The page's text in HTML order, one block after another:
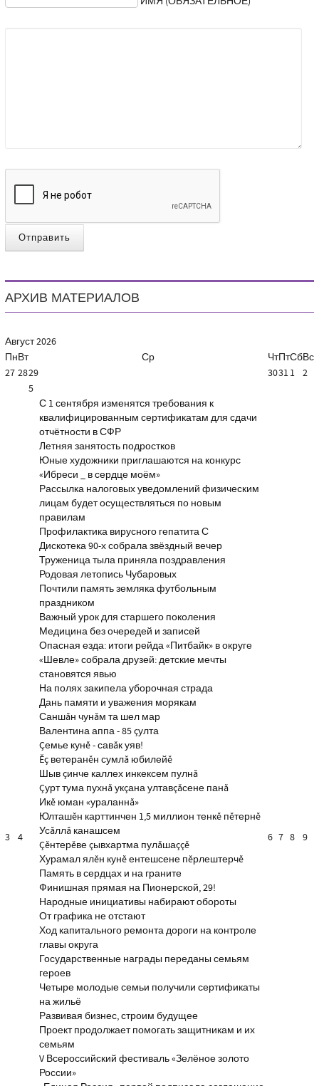
Отправить
АРХИВ МАТЕРИАЛОВ
Август2026
ПнВт Ср ЧтПтСбВс
27 2829 30311 2
3 4
5
С 1 сентября изменятся требования к
квалифицированным сертификатам для сдачи
отчётности в СФР
Летняя занятость подростков
Юные художники приглашаются на конкурс
«Ибреси _ в сердце моём»
Рассылка налоговых уведомлений физическим
лицам будет осуществляться по новым
правилам
Профилактика вирусного гепатита С
Дискотека 90-х собрала звёздный вечер
Труженица тыла приняла поздравления
Родовая летопись Чубаровых
Почтили память земляка футбольным
праздником
Важный урок для старшего поколения
Медицина без очередей и записей
Опасная езда: итоги рейда «Питбайк» в округе
«Шевле» собрала друзей: детские мечты
становятся явью
На полях закипела уборочная страда
Дань памяти и уважения морякам
Саншăн чунăм та шел мар
Валентина аппа - 85 çулта
Çемье кунĕ - савăк уяв!
Ĕç ветеранĕн сумлă юбилейĕ
Шыв çинче каллех инкексем пулнă
Çурт тума пухнă укçана ултавçăсене панă
Икĕ юман «ураланнă»
Юлташĕн карттинчен 1,5 миллион тенкĕ пĕтернĕ
Усăллă канашсем
Çĕнтерĕве çывхартма пулăшаççĕ
Хурамал ялĕн кунĕ ентешсене пĕрлештерчĕ
Память в сердцах и на граните
Финишная прямая на Пионерской, 29!
Народные инициативы набирают обороты
От графика не отстают
Ход капитального ремонта дороги на контроле
главы округа
Государственные награды переданы семьям
героев
Четыре молодые семьи получили сертификаты
на жильё
Развивая бизнес, строим будущее
Проект продолжает помогать защитникам и их
семьям
V Всероссийский фестиваль «Зелёное золото
России»
6 7 8 9